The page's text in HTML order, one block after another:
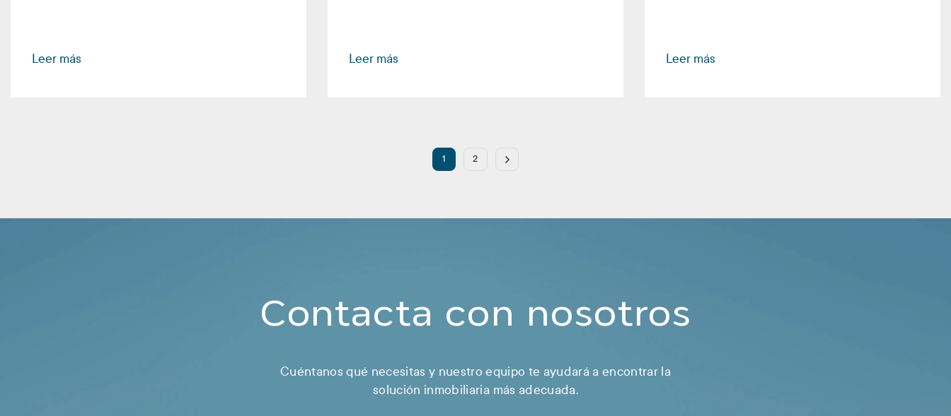
Leer más Leer más Leer más
1 2
Contacta con nosotros
Cuéntanos qué necesitas y nuestro equipo te ayudará a encontrar la
solución inmobiliaria más adecuada.